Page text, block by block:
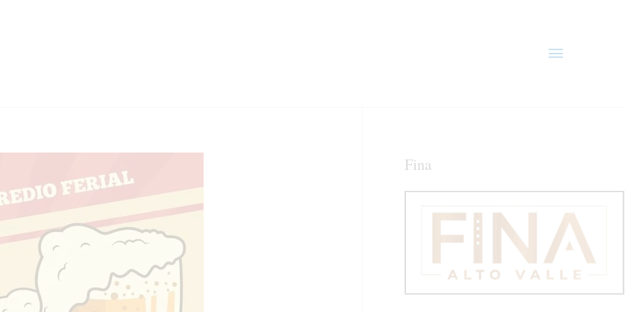
principal
Fina